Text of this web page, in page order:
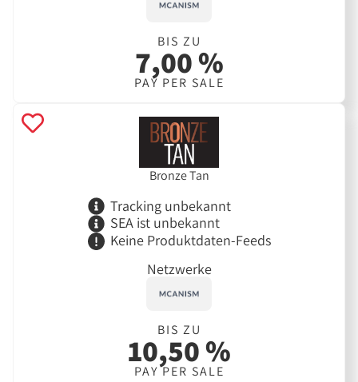
BIS ZU
7,00 %
PAY PER SALE
Bronze Tan
Tracking unbekannt
SEA ist unbekannt
Keine Produktdaten-Feeds
Netzwerke
BIS ZU
10,50 %
PAY PER SALE